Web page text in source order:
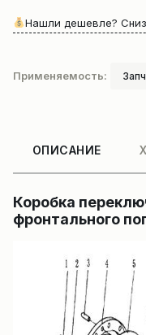
Нашли дешевле?
Применяемость:
ОПИСАНИЕ
Коробка
фронтального